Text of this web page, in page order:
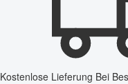
Kostenlose Lieferung Bei